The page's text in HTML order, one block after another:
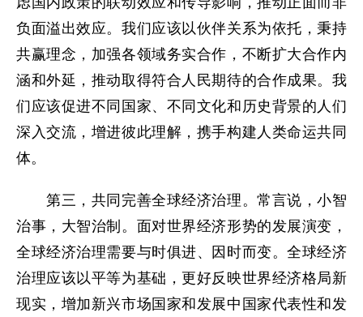
负面溢出效应。我们应该以伙伴关系为依托，秉持
共赢理念，加强各领域务实合作，不断扩大合作内
涵和外延，推动取得符合人民期待的合作成果。我
们应该促进不同国家、不同文化和历史背景的人们
深入交流，增进彼此理解，携手构建人类命运共同
体。
第三，共同完善全球经济治理。常言说，小智
治事，大智治制。面对世界经济形势的发展演变，
全球经济治理需要与时俱进、因时而变。全球经济
治理应该以平等为基础，更好反映世界经济格局新
现实，增加新兴市场国家和发展中国家代表性和发